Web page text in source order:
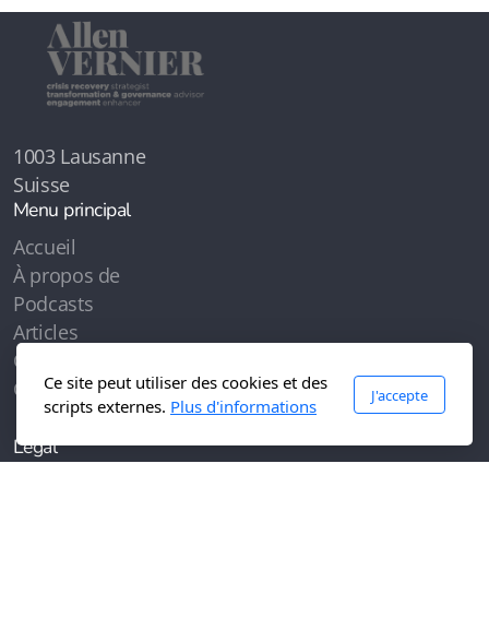
1003 Lausanne
Suisse
Menu principal
Accueil
À propos de
Podcasts
Articles
Contenus
Contactez-moi
Légal
Ce site peut utiliser des cookies et des
scripts externes. Plus d'informations
J'accepte